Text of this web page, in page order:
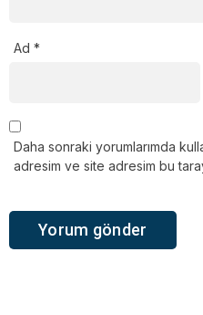
Ad *
Daha sonraki yorumlarımda
adresim ve site adresim bu